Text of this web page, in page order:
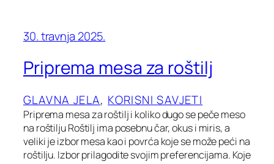
30. travnja 2025.
Priprema mesa za roštilj
GLAVNA JELA, KORISNI SAVJETI
Priprema mesa za roštilj i koliko dugo se peče meso
na roštilju Roštilj ima posebnu čar, okus i miris, a
veliki je izbor mesa kao i povrća koje se može peći na
roštilju. Izbor prilagodite svojim preferencijama. Koje